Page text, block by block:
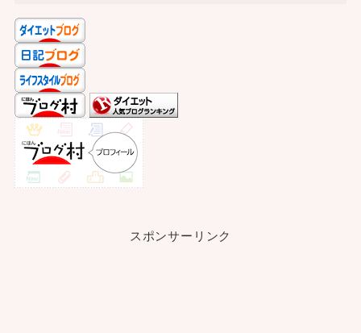
スポンサーリンク